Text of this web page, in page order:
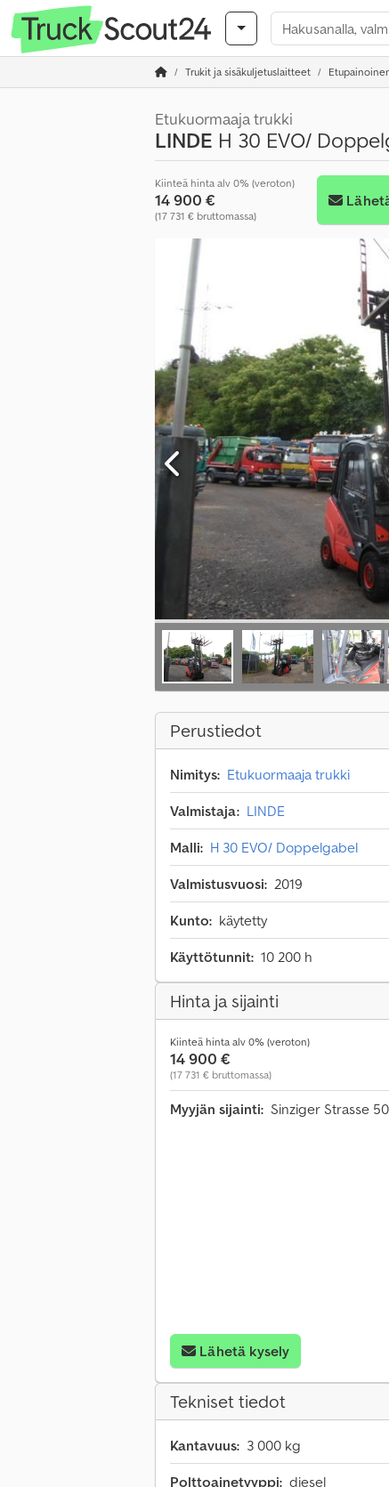
Trukit ja sisäkuljetuslaitteet
Etukuormaaja trukki
LINDE H 30 EVO/
Kiinteä hinta alv 0% (veroton)
14 900 €
(17 731 € bruttomassa)
Perustiedot
Nimitys: Etukuormaaja trukki
Valmistaja: LINDE
Malli: H 30 EVO/ Doppelgabel
Valmistusvuosi: 2019
Kunto: käytetty
Käyttötunnit: 10 200 h
Hinta ja sijainti
Kiinteä hinta alv 0% (veroton)
14 900 €
(17 731 € bruttomassa)
Myyjän sijainti: Sinziger Strasse
Lähetä kysely
Tekniset tiedot
Kantavuus: 3 000 kg
Polttoainetyyppi: diesel